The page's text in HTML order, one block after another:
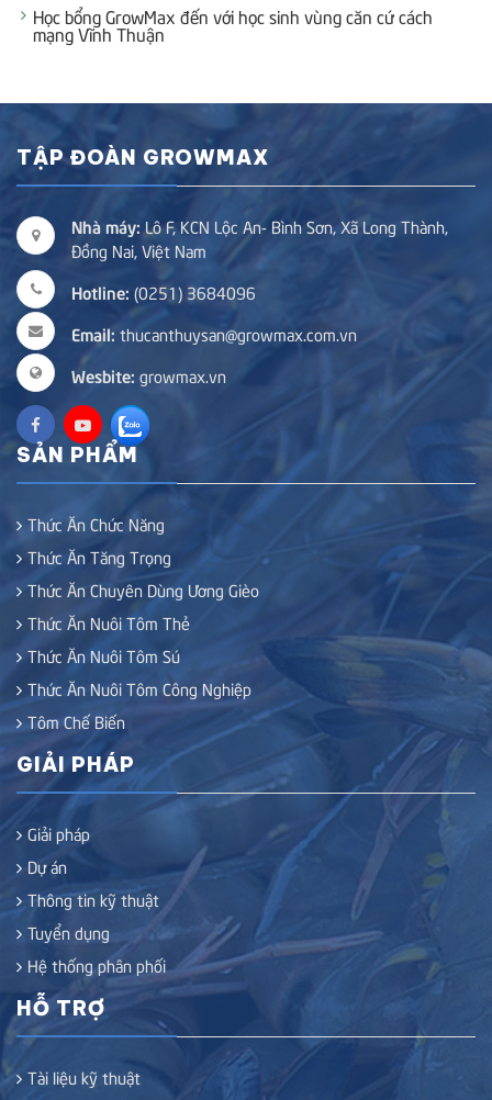
Học bổng GrowMax đến với học sinh vùng căn cứ cách
mạng Vĩnh Thuận
TẬP ĐOÀN GROWMAX
Nhà máy: Lô F, KCN Lộc An- Bình Sơn, Xã Long Thành,
Đồng Nai, Việt Nam
Hotline: (0251) 3684096
Email: thucanthuysan@growmax.com.vn
Wesbite: growmax.vn
SẢN PHẨM
Thức Ăn Chức Năng
Thức Ăn Tăng Trọng
Thức Ăn Chuyên Dùng Ương Gièo
Thức Ăn Nuôi Tôm Thẻ
Thức Ăn Nuôi Tôm Sú
Thức Ăn Nuôi Tôm Công Nghiệp
Tôm Chế Biến
GIẢI PHÁP
Giải pháp
Dự án
Thông tin kỹ thuật
Tuyển dụng
Hệ thống phân phối
HỖ TRỢ
Tài liệu kỹ thuật